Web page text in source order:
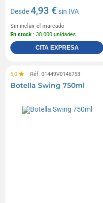
Desde4,93 €sin IVA
Sin incluir el marcado
En stock : 30 000 unidades
CITA EXPRESA
5,0 Réf. 01449V0146753
Botella Swing 750ml